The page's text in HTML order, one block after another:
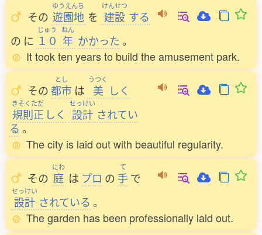
その
ゆうえんち
遊園地 を
けんせつ
建設 する
の に
じゅう
１０
ねん
年 かかった。
It took ten years to build the amusement park.
その
とし
都市 は
うつく
美 しく
きそくただ
規則正 しく
せっけい
設計 されてい
る 。
The city is laid out with beautiful regularity.
その
にわ
庭 は プロ の
て
手で
せっけい
設計 されている 。
The garden has been professionally laid out.